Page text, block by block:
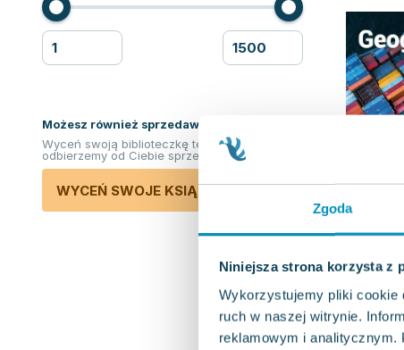
Zgoda
Niniejsza strona korzysta z
Wykorzystujemy pliki cookie
ruch w naszej witrynie.
reklamowym i analitycznym.
Możesz również sprzedawać ksiązki!
Wyceń swoją biblioteczkę teraz. Odkupimy i
odbierzemy od Ciebie sprzedane książki.
WYCEŃ SWOJE KSIĄŻKI